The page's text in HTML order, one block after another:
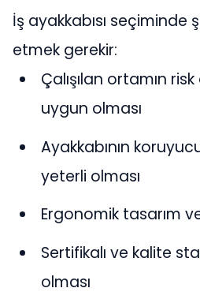
İş ayakkabısı seçiminde
etmek gerekir:
Çalışılan ortamın
uygun olması
Ayakkabının
yeterli olması
Ergonomik tasarım
Sertifikalı ve kalite
olması